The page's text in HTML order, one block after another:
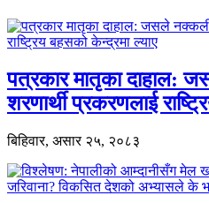
पत्रकार मातृका दाहाल:
शरणार्थी प्रकरणलाई
बिहिवार, असार २५, २०८३